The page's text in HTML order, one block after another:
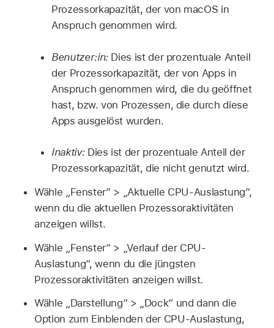
Prozessorkapazität, der von macOS in
Anspruch genommen wird.
Benutzer:in:Dies ist der prozentuale Anteil
der Prozessorkapazität, der von Apps in
Anspruch genommen wird, die du geöffnet
hast, bzw. von Prozessen, die durch diese
Apps ausgelöst wurden.
Inaktiv:Dies ist der prozentuale Anteil der
Prozessorkapazität, die nicht genutzt wird.
Wähle „Fenster“ > „Aktuelle CPU-Auslastung“,
wenn du die aktuellen Prozessoraktivitäten
anzeigen willst.
Wähle „Fenster“ > „Verlauf der CPU-
Auslastung“, wenn du die jüngsten
Prozessoraktivitäten anzeigen willst.
Wähle „Darstellung“ > „Dock“ und dann die
Option zum Einblenden der CPU-Auslastung,